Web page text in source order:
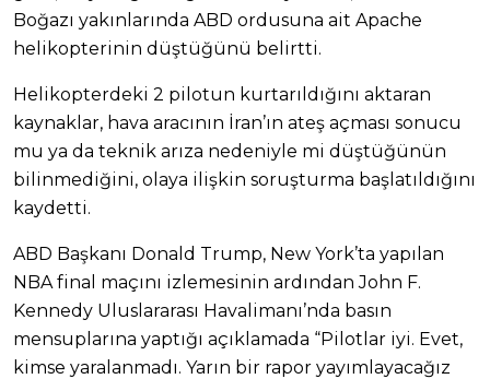
Boğazı yakınlarında ABD ordusuna ait Apache
helikopterinin düştüğünü belirtti.
Helikopterdeki 2 pilotun kurtarıldığını aktaran
kaynaklar, hava aracının İran’ın ateş açması sonucu
mu ya da teknik arıza nedeniyle mi düştüğünün
bilinmediğini, olaya ilişkin soruşturma başlatıldığını
kaydetti.
ABD Başkanı Donald Trump, New York’ta yapılan
NBA final maçını izlemesinin ardından John F.
Kennedy Uluslararası Havalimanı’nda basın
mensuplarına yaptığı açıklamada “Pilotlar iyi. Evet,
kimse yaralanmadı. Yarın bir rapor yayımlayacağız